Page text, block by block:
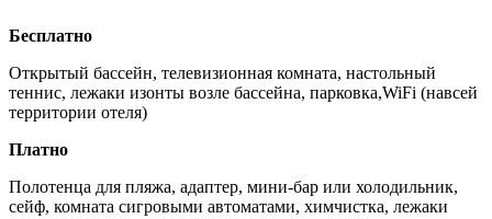
Бесплатно
Открытый бассейн, телевизионная комната, настольный
теннис, лежаки изонты возле бассейна, парковка,WiFi (навсей
территории отеля)
Платно
Полотенца для пляжа, адаптер, мини-бар или холодильник,
сейф, комната сигровыми автоматами, химчистка, лежаки